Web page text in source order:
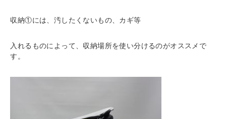
収納①には、汚したくないもの、カギ等
入れるものによって、収納場所を使い分けるのがオススメで
す。